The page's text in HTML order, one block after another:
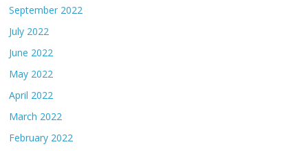
September 2022
July 2022
June 2022
May 2022
April 2022
March 2022
February 2022